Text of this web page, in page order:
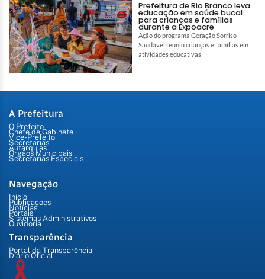
Prefeitura de Rio Branco leva
educação em saúde bucal
para crianças e famílias
durante a Expoacre
Ação do programa Geração Sorriso
Saudável reuniu crianças e famílias em
atividades educativas
A Prefeitura
O Prefeito
Chefe de Gabinete
Vice-Prefeito
Secretarias
Autarquias
Órgãos Municipais
Secretarias Especiais
Navegação
Início
Publicações
Notícias
Portais
Sistemas Administrativos
Ouvidoria
Transparência
Portal da Transparência
Diário Oficial